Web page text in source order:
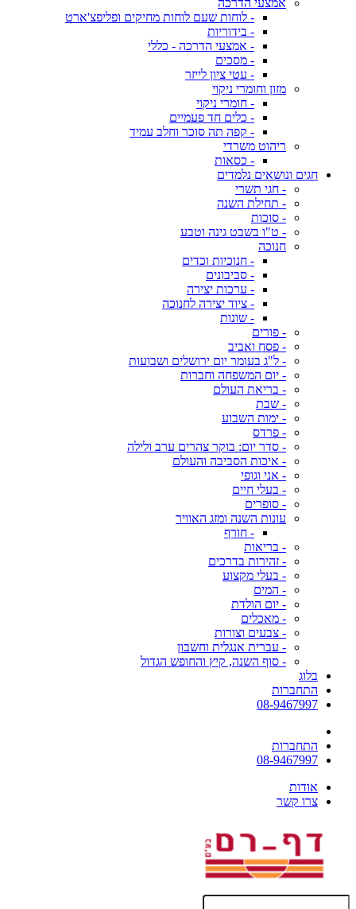
אמצעי הדרכה
- לוחות שעם לוחות מחיקים ופליפצ'ארט
- בידוריות
- אמצעי הדרכה - כללי
- מסכים
- עטי ציון לייזר
מזון וחומרי ניקוי
- חומרי ניקוי
- כלים חד פעמיים
- קפה תה סוכר וחלב עמיד
ריהוט משרדי
- כסאות
חגים ונושאים נלמדים
- חגי תשרי
- תחילת השנה
- סוכות
- ט"ו בשבט גינה וטבע
חנוכה
- חנוכיות וכדים
- סביבונים
- ערכות יצירה
- ציוד יצירה לחנוכה
- שונות
- פורים
- פסח ואביב
- ל"ג בעומר יום ירושלים ושבועות
- יום המשפחה וחברות
- בריאת העולם
- שבת
- ימות השבוע
- פרדס
- סדר יום: בוקר צהרים ערב ולילה
- איכות הסביבה והעולם
- אני וגופי
- בעלי חיים
- סופרים
עונות השנה ומזג האוויר
- חורף
- בריאות
- זהירות בדרכים
- בעלי מקצוע
- המים
- יום הולדת
- מאכלים
- צבעים וצורות
- עברית אנגלית וחשבון
- סוף השנה, קיץ והחופש הגדול
בלוג
התחברות
08-9467997
התחברות
08-9467997
אודות
צרו קשר